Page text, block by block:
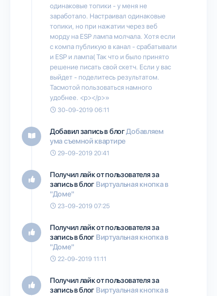
одинаковые топики - у меня не
заработало. Настраивал одинаковые
топики, но при нажатии через веб
морду на ESP лампа молчала. Хотя если
с компа публикую в канал - срабатывали
и ESP и лампа( Так что и было принято
решение писать свой скетч. Если у вас
выйдет - поделитесь результатом.
Тасмотой пользоваться намного
удобнее. <p></p>»
30-09-2019 06:11
Добавил запись в блогДобавляем
ума съемной квартире
29-09-2019 20:41
Получил лайк от пользователяза
запись в блог Виртуальная кнопка в
"Доме"
23-09-2019 07:25
Получил лайк от пользователяза
запись в блог Виртуальная кнопка в
"Доме"
22-09-2019 11:11
Получил лайк от пользователяза
запись в блог Виртуальная кнопка в